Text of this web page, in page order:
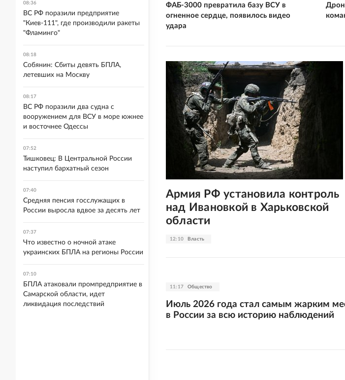
ФАБ-3000 превратила базу ВСУ в
огненное сердце, появилось видео
удара
Дрон
12:10 Власть
Армия РФ установила контроль
над Ивановкой в Харьковской
области
11:17 Общество
Июль 2026 года стал самым жарким
в России за всю историю наблюдений
08:36
ВС РФ поразили предприятие
"Киев-111", где производили ракеты
"Фламинго"
08:18
Собянин: Сбиты девять БПЛА,
летевших на Москву
08:17
ВС РФ поразили два судна с
вооружением для ВСУ в море южнее
и восточнее Одессы
07:52
Тишковец: В Центральной России
наступил бархатный сезон
07:40
Средняя пенсия госслужащих в
России выросла вдвое за десять лет
07:37
Что известно о ночной атаке
украинских БПЛА на регионы России
07:10
БПЛА атаковали промпредприятие в
Самарской области, идет
ликвидация последствий